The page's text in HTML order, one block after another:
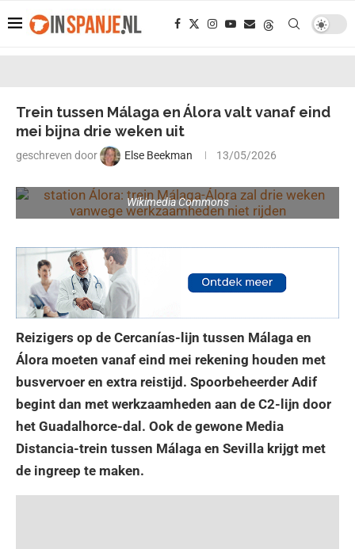
Trein tussen Málaga en Álora valt vanaf eind
mei bijna drie weken uit
geschreven door Else Beekman 13/05/2026
Wikimedia Commons
Reizigers op de Cercanías-lijn tussen Málaga en
Álora moeten vanaf eind mei rekening houden met
busvervoer en extra reistijd. Spoorbeheerder Adif
begint dan met werkzaamheden aan de C2-lijn door
het Guadalhorce-dal. Ook de gewone Media
Distancia-trein tussen Málaga en Sevilla krijgt met
de ingreep te maken.